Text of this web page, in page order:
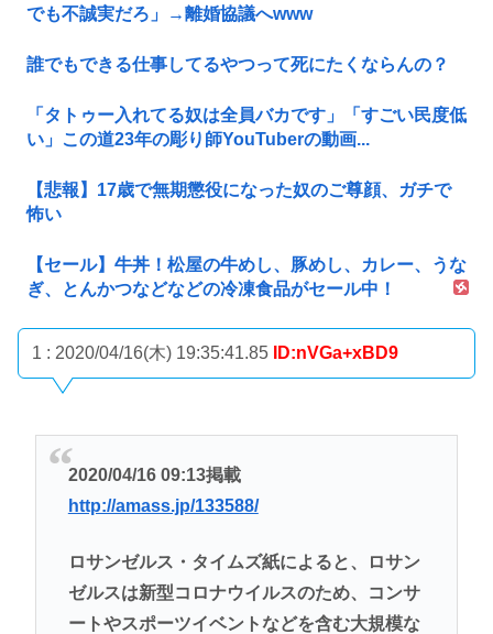
でも不誠実だろ」→離婚協議へwww
誰でもできる仕事してるやつって死にたくならんの？
「タトゥー入れてる奴は全員バカです」「すごい民度低
い」この道23年の彫り師YouTuberの動画...
【悲報】17歳で無期懲役になった奴のご尊顔、ガチで
怖い
【セール】牛丼！松屋の牛めし、豚めし、カレー、うな
ぎ、とんかつなどなどの冷凍食品がセール中！
1 : 2020/04/16(木) 19:35:41.85 ID:nVGa+xBD9
2020/04/16 09:13掲載
http://amass.jp/133588/
ロサンゼルス・タイムズ紙によると、ロサン
ゼルスは新型コロナウイルスのため、コンサ
ートやスポーツイベントなどを含む大規模な